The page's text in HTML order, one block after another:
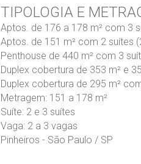
TIPOLOGIA E
Aptos. de 176 a 178 m² com 3
Aptos. de 151 m² com 2 suítes
Penthouse de 440 m² com 3
Duplex cobertura de 353 m² e
Duplex cobertura de 295 m²
Metragem: 151 a 178 m²
Suíte: 2 e 3 suítes
Vaga: 2 a 3 vagas
Pinheiros - São Paulo / SP